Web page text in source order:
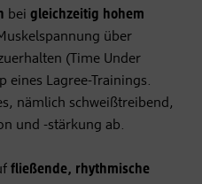
bei gleichzeitig hohem
über
(Time Under
eines Lagree-Trainings.
nämlich schweißtreibend,
und -stärkung ab.
fließende, rhythmische